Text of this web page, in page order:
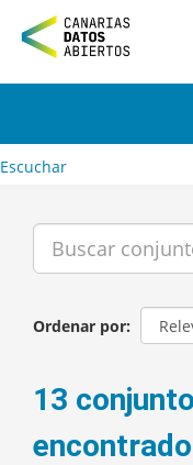
n
tEscuchar
Ordenar por
13